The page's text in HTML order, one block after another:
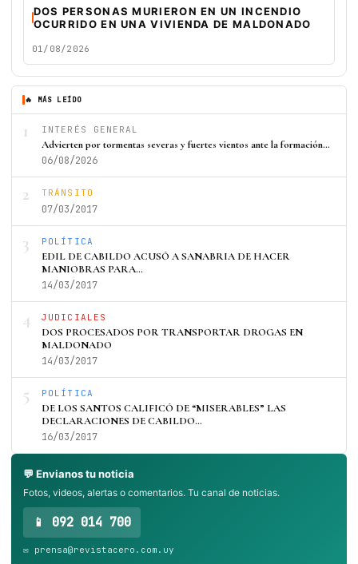
DOS PERSONAS MURIERON EN UN INCENDIO
OCURRIDO EN UNA VIVIENDA DE MALDONADO
01/08/2026
🔥 MÁS LEÍDO
1 INTERÉS GENERAL
Advierten por tormentas severas y fuertes vientos ante la formación…
06/08/2026
2 TRÁNSITO
07/03/2017
3 POLÍTICA
EDIL DE CABILDO ACUSÓ A SANABRIA DE HACER
MANIOBRAS PARA…
14/03/2017
4 JUDICIALES
DOS PROCESADOS POR TRANSPORTAR DROGAS EN
MALDONADO
14/03/2017
5 POLÍTICA
DE LOS SANTOS CALIFICÓ DE “MISERABLES” LAS
DECLARACIONES DE CABILDO…
16/03/2017
💬 Envianos tu noticia
Fotos, videos, alertas o comentarios. Tu canal de noticias.
📱 092 014 700
✉️ prensa@revistacero.com.uy